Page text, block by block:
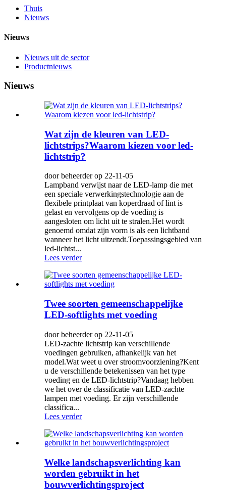
Thuis
Nieuws
Nieuws
Nieuws uit de sector
Productnieuws
Nieuws
Wat zijn de kleuren van LED-
lichtstrips?Waarom kiezen voor led-
lichtstrip?
door beheerder op 22-11-05
Lampband verwijst naar de LED-lamp die met
een speciale verwerkingstechnologie aan de
flexibele printplaat van koperdraad of lint is
gelast en vervolgens op de voeding is
aangesloten om licht uit te stralen.Het wordt
genoemd omdat zijn vorm is als een lichtband
wanneer het licht uitzendt.Toepassingsgebied van
led-lichtst...
Lees verder
Twee soorten gemeenschappelijke
LED-softlights met voeding
door beheerder op 22-11-05
LED-zachte lichtstrip kan verschillende
voedingen gebruiken, afhankelijk van het
model.Wat weet u over stroomvoorziening?Kent
u de verschillende betekenissen van het type
voeding en de LED-lichtstrip?Vandaag hebben
we het over de classificatie van LED-zachte
lampen met voeding. Er zijn verschillende
classifica...
Lees verder
Welke landschapsverlichting kan
worden gebruikt in het
bouwverlichtingsproject